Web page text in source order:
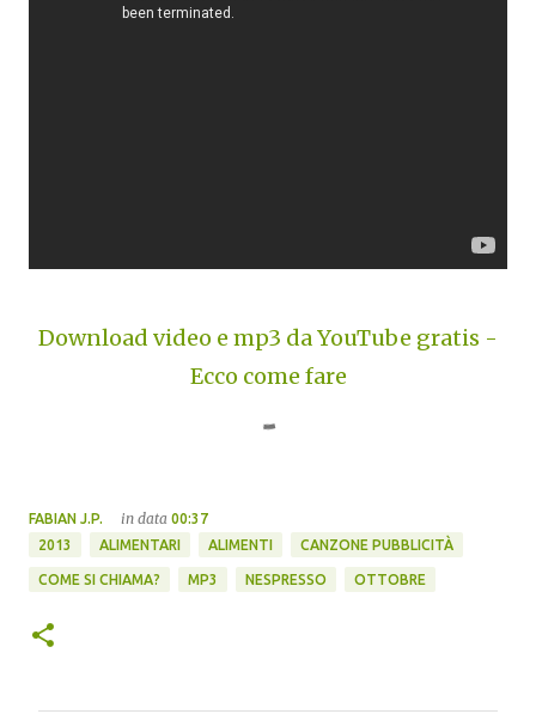
Download video e mp3 da YouTube gratis -
Ecco come fare
FABIAN J.P. in data 00:37
2013
ALIMENTARI ALIMENTI CANZONE PUBBLICITÀ
COME SI CHIAMA? MP3 NESPRESSO OTTOBRE